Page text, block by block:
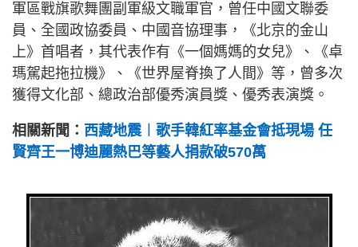
軍區戰旗歌舞團副軍級文職軍官，曾任中國文聯委
員、全國政協委員、中國音協理事，《北京的金山
上》首唱者，其代表作有《一個媽媽的女兒》、《卓
瑪駕起拖拉機》、《世界屋脊換了人間》等，曾多次
獲得文化部、總政治部優秀演員獎、優秀表演獎。
相關新聞： 西藏地震︱歌手韓紅率基金會抵現場 任
賢齊王一博迪麗熱巴等藝人捐款破570萬